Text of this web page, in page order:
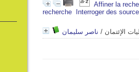
Affiner la
recherche
Interroger des
الإئتمان / ناصر سليمان